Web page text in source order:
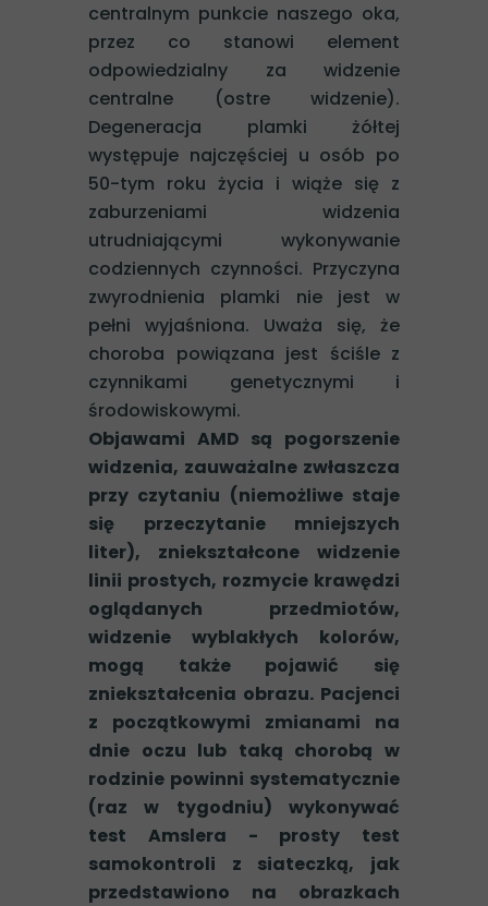
centralnym punkcie naszego oka,
przez co stanowi element
odpowiedzialny za widzenie
centralne (ostre widzenie).
Degeneracja plamki żółtej
występuje najczęściej u osób po
50-tym roku życia i wiąże się z
zaburzeniami widzenia
utrudniającymi wykonywanie
codziennych czynności. Przyczyna
zwyrodnienia plamki nie jest w
pełni wyjaśniona. Uważa się, że
choroba powiązana jest ściśle z
czynnikami genetycznymi i
środowiskowymi.
Objawami AMD są pogorszenie
widzenia, zauważalne zwłaszcza
przy czytaniu (niemożliwe staje
się przeczytanie mniejszych
liter), zniekształcone widzenie
linii prostych, rozmycie krawędzi
oglądanych przedmiotów,
widzenie wyblakłych kolorów,
mogą także pojawić się
zniekształcenia obrazu. Pacjenci
z początkowymi zmianami na
dnie oczu lub taką chorobą w
rodzinie powinni systematycznie
(raz w tygodniu) wykonywać
test Amslera - prosty test
samokontroli z siateczką, jak
przedstawiono na obrazkach